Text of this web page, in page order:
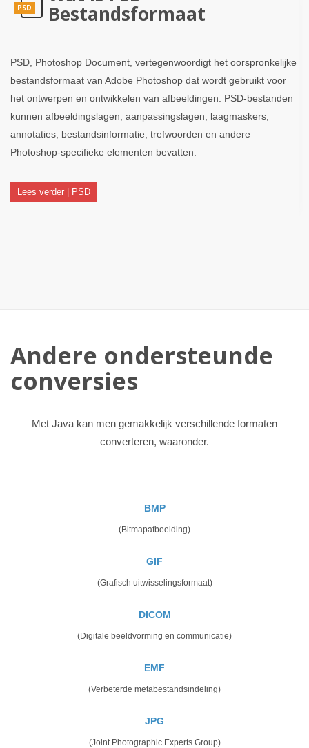
PSD Bestandsformaat
PSD, Photoshop Document, vertegenwoordigt het oorspronkelijke
bestandsformaat van Adobe Photoshop dat wordt gebruikt voor
het ontwerpen en ontwikkelen van afbeeldingen. PSD-bestanden
kunnen afbeeldingslagen, aanpassingslagen, laagmaskers,
annotaties, bestandsinformatie, trefwoorden en andere
Photoshop-specifieke elementen bevatten.
Lees verder | PSD
Andere ondersteunde
conversies
Met Java kan men gemakkelijk verschillende formaten
converteren, waaronder.
BMP
(Bitmapafbeelding)
GIF
(Grafisch uitwisselingsformaat)
DICOM
(Digitale beeldvorming en communicatie)
EMF
(Verbeterde metabestandsindeling)
JPG
(Joint Photographic Experts Group)